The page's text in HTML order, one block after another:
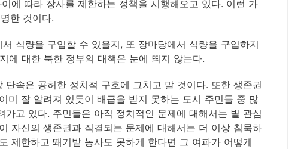
에 따라 장사를 제한하는 정책을 시행해오고 있다. 이런 가
한 것이다.
식량을 구입할 수 있을지, 또 장마당에서 식량을 구입하지
에 대한 북한 정부의 대책은 눈에 띄지 않는다.
속은 공허한 정치적 구호에 그치고 말 것이다. 또한 생존권
미 잘 알려져 있듯이 배급을 받지 못하는 도시 주민들 중 많
고 있다. 주민들은 아직 정치적인 문제에 대해서는 별 관심
자신의 생존권과 직결되는 문제에 대해서는 더 이상 침묵하
제한하고 뙈기밭 농사도 못하게 한다면 그 여파가 어떻게